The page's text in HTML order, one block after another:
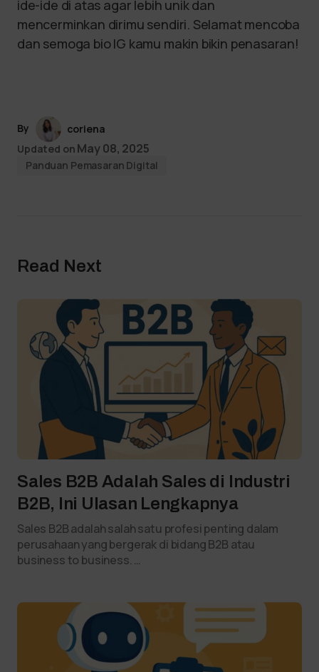
ide-ide di atas agar lebih unik dan
mencerminkan dirimu sendiri. Selamat mencoba
dan semoga bio IG kamu makin bikin penasaran!
By
coriena
Updated on May 08, 2025
Panduan Pemasaran Digital
Read Next
Sales B2B Adalah Sales di Industri
B2B, Ini Ulasan Lengkapnya
Sales B2B adalah salah satu profesi penting dalam
perusahaan yang bergerak di bidang B2B atau
business to business. …